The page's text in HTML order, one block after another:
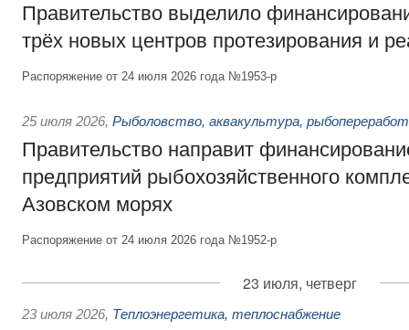
Правительство выделило
трёх новых центров протезирования и
Распоряжение от 24 июля 2026 года №1953-р
25 июля 2026, Рыболовство, аквакультура,
Правительство направит
предприятий рыбохозяйственного
Азовском морях
Распоряжение от 24 июля 2026 года №1952-р
23 июля, четверг
23 июля 2026, Теплоэнергетика, теплоснабжение